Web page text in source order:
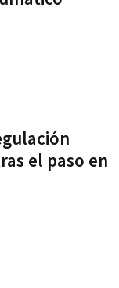
el paso en